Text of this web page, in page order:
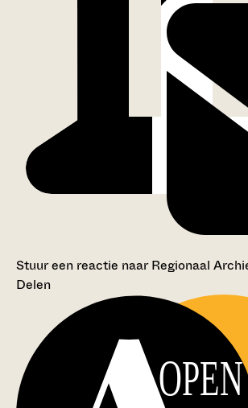
Stuur een reactie naar Regionaal
Delen
OPEN